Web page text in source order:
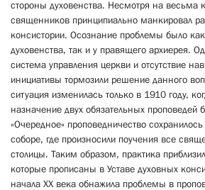
стороны духовенства. Несмотря на
священников принципиально манкировал
консистории. Осознание проблемы было
духовенства, так и у правящего архиерея.
система управления церкви и отсутствие
инициативы тормозили решение данного
ситуация изменилась только в 1910 году,
назначение двух обязательных проповедей
«Очередное» проповедничество
соборе, где произносили поучения все
столицы. Таким образом, практика
которые прописаны в Уставе духовных
начала XX века обнажила проблемы в